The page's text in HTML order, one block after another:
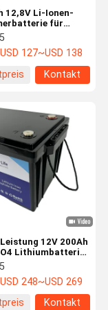
12,8V Li-Ionen-
für
Anwendungen
5
USD 127~USD 138
Kontakt
12V 200Ah
Lithiumbatterie
5
USD 248~USD 269
Kontakt